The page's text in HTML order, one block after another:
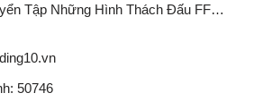
Tập Những Hình Thách Đấu FF…
50746